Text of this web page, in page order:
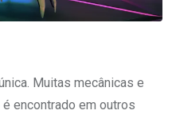
Muitas mecânicas e
encontrado em outros